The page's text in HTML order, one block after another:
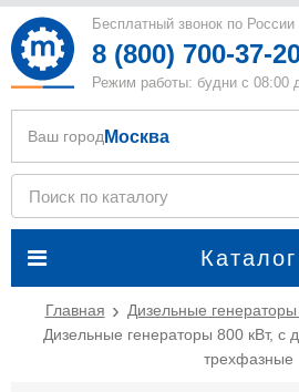
Бесплатный звонок по России
8 (800) 700-37-
Режим работы: будни с 08:00
Каталог
Ваш город Москва
Главная
Дизельные
Дизельные генераторы 800 кВт, с
трехфазные